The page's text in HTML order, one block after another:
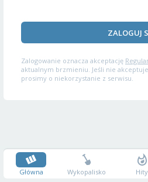
ZALOGUJ
Zalogowanie oznacza akceptację
aktualnym brzmieniu. Jeśli nie
prosimy o niekorzystanie z serwisu.
Główna Wykopalisko Hity